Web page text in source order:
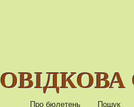
Про бюлетень Пошук